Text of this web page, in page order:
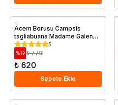
Saksıda
Acem Borusu Campsis
tagliabuana Madame Galen
100 cm Saksıda
5
%19 ₺ 770
₺ 620
Sepete Ekle